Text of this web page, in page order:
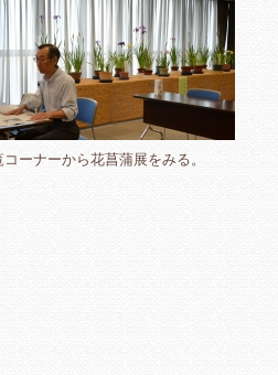
ーナーから花菖蒲展をみる。